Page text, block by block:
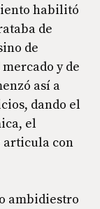
habilitó
de
de
y de
así a
dando el
el
articula con
ambidiestro